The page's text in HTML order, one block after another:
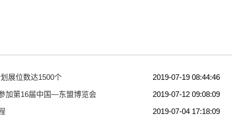
2019-07-19 08:44:46
展位数达1500个
2019-07-12 09:08:09
加第16届中国—东盟博览会
2019-07-04 17:18:09